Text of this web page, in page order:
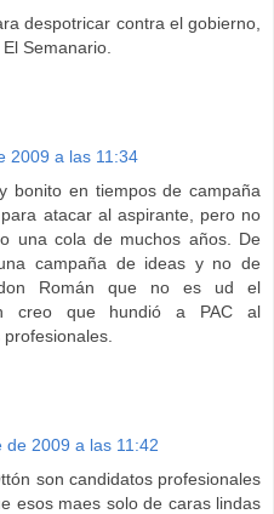
despotricar contra el gobierno,
Semanario.
2009 a las 11:34
bonito en tiempos de campaña
atacar al aspirante, pero no
una cola de muchos años. De
campaña de ideas y no de
Román que no es ud el
creo que hundió a PAC al
de 2009 a las 11:42
son candidatos profesionales
esos maes solo de caras lindas